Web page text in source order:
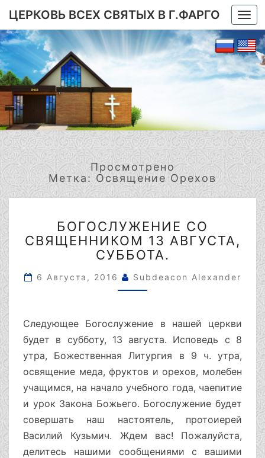
ЦЕРКОВЬ ВСЕХ СВЯТЫХ В Г.ФАРГО
Просмотрено
Метка: Освящение Орехов
СО
СВЯЩЕННИКОМ
13
СУББОТА.
БОГОСЛУЖЕНИЕ СО
СВЯЩЕННИКОМ 13 АВГУСТА,
СУББОТА.
6 Августа, 2016 Subdeacon Alexander
Следующее Богослужение в нашей церкви
будет в субботу, 13 августа. Исповедь с 8
утра, Божественная Литургия в 9 ч. утра,
освящение меда, фруктов и орехов, молебен
учащимся, на начало учебного года, чаепитие
и урок Закона Божьего. Богослужение будет
совершать наш настоятель, протоиерей
Василий Кузьмич. Ждем вас! Пожалуйста,
делитесь нашими сообщениями с вашими